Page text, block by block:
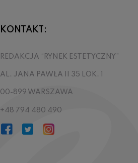
KONTAKT:
REDAKCJA “RYNEK ESTETYCZNY”
AL. JANA PAWŁA II 35 LOK. 1
00-899 WARSZAWA
+48 794 480 490